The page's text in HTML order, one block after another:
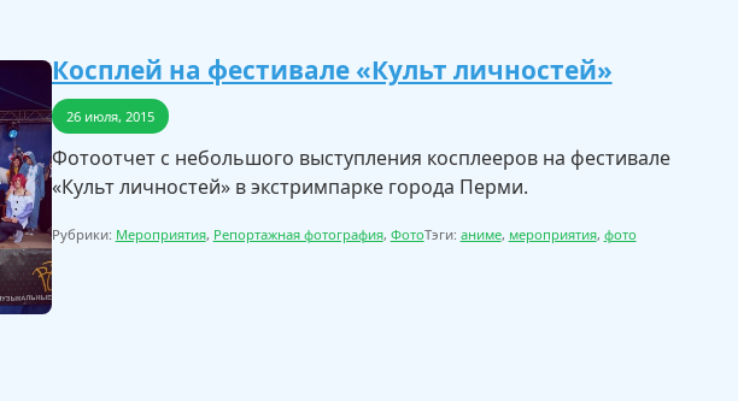
Косплей на фестивале «Культ личностей»
26 июля, 2015
Фотоотчет с небольшого выступления косплееров на фестивале
«Культ личностей» в экстримпарке города Перми.
Рубрики: Мероприятия, Репортажная фотография, ФотоТэги: аниме, мероприятия, фото